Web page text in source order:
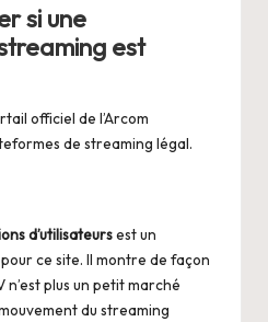
si une
est
officiel de l’Arcom
de streaming légal.
d’utilisateursest un
ce site. Il montre de façon
n’est plus un petit marché
du streaming